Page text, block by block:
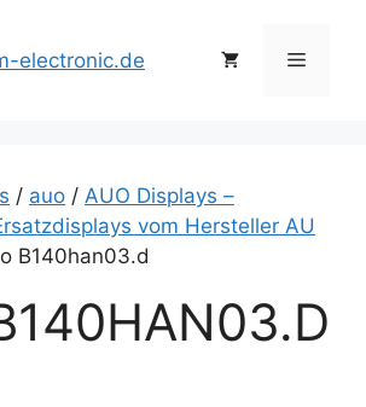
Menü
/ auo / AUO Displays –
vom Hersteller AU
B140han03.d